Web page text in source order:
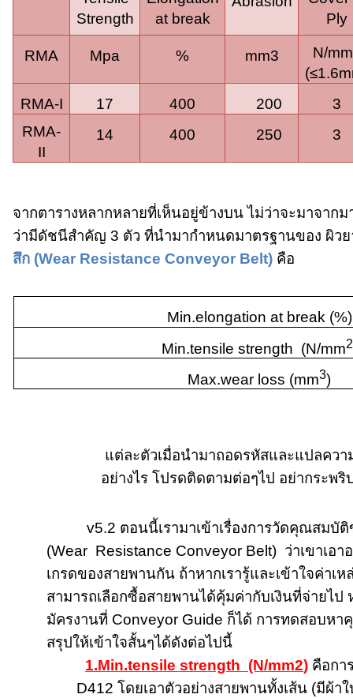
Strength
at break
Ply
RMA Mpa % mm3
N/
(≤
RMA-I
17 400 200
3
RMA-
II
14 400 250 3
จากตารางหลากหลายที่เห็นอยู่ข้างบน ไม่ว่าจะมาจาก
ว่ามีดัชนีสำคัญ 3 ตัว ที่นำมากำหนดมาตรฐานของ ผิว
สึก (Wear Resistance Conveyor Belt) คือ
Min.elongation at break (%)
Min.tensile strength (N/mm2
Max.wear loss (mm3)
แต่ละตัวเมื่อนำมาถอดรหัสและแปลคว
อย่างไร โปรดติดตามต่อๆไป อย่ากระพริ
v5.2 ตอนนี้เรามาเข้าเรื่องการวัดคุณสมบั
(Wear Resistance Conveyor Belt) ว่าเขาเอ
เกรดของสายพานกัน ถ้าหากเรารู้และเข้าใจค่าเ
สามารถเลือกซื้อสายพานได้คุ้มค่ากับเงินที่จ่ายไป
มัครงานที่ Conveyor Guide ก็ได้ การทดสอบห
สรุปให้เข้าใจสั้นๆได้ดังต่อไปนี้
1.Min.tensile strength (N/mm2) คือกา
D412โดยเอาตัวอย่างสายพานทั้งเส้น (มีผ้า